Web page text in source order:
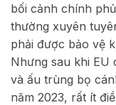
bối cảnh chính
thường xuyên
phải được bảo vệ
Nhưng sau khi EU
và ấu trùng bọ
năm 2023, rất ít